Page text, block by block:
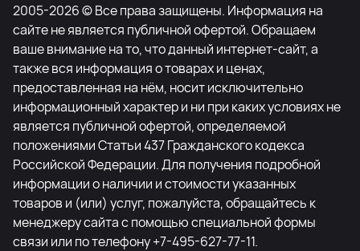
2005-2026 © Все права защищены. Информация на
сайте не является публичной офертой. Обращаем
ваше внимание на то, что данный интернет-сайт, а
также вся информация о товарах и ценах,
предоставленная на нём, носит исключительно
информационный характер и ни при каких условиях не
является публичной офертой, определяемой
положениями Статьи 437 Гражданского кодекса
Российской Федерации. Для получения подробной
информации о наличии и стоимости указанных
товаров и (или) услуг, пожалуйста, обращайтесь к
менеджеру сайта с помощью специальной формы
связи или по телефону +7-495-627-77-11.